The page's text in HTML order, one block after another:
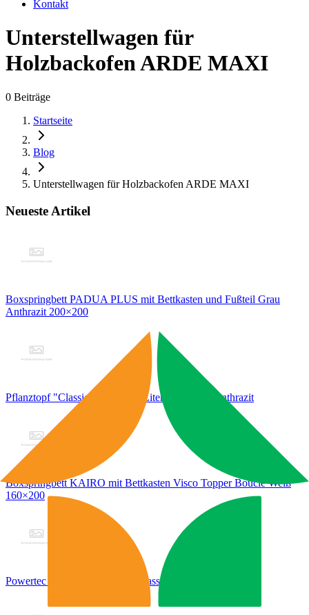
Kontakt
Unterstellwagen für
Holzbackofen ARDE MAXI
0 Beiträge
Startseite
Blog
Unterstellwagen für Holzbackofen ARDE MAXI
Neueste Artikel
Boxspringbett PADUA PLUS mit Bettkasten und Fußteil Grau
Anthrazit 200×200
Pflanztopf "Classic" -rund- 2,5 Liter "nur Topf" anthrazit
Boxspringbett KAIRO mit Bettkasten Visco Topper Bouclé Weiß
160×200
Powertec Garden Pflanztopf "Classic", Rund - Anthrazit